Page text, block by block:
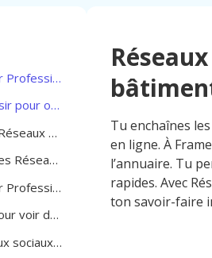
Réseaux sociaux pour Professionel du bâtiment à Frameries
Quelles agences choisir pour optimiser les Réseaux sociaux pour Professionel du bâtiment à Frameries
Choisir efficacement Réseaux sociaux pour Professionel du bâtiment à Frameries
Comment optimiser les Réseaux sociaux pour Professionel du bâtiment à Frameries
Réseaux sociaux pour Professionel du bâtiment à Frameries
Combien de temps pour voir des résultats avec les réseaux sociaux pour Professionel du bâtiment à Frameries
Alternatives à Réseaux sociaux pour Professionel du bâtiment à Frameries
Tu enchaînes
en ligne. À
l’annuaire. Tu
rapides. Avec
ton savoir-faire